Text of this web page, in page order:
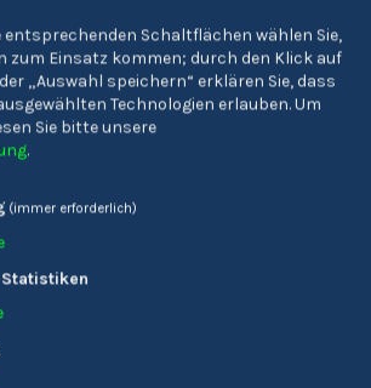
Oberschulzentrum
Sterzing
entsprechenden Schaltflächen wählen Sie,
zum Einsatz kommen; durch den Klick auf
„Auswahl speichern“ erklären Sie, dass
Technologien erlauben.Um
Sie bitte unsere
.
(immer erforderlich)